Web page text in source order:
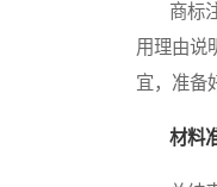
商标注
用理由说
宜，准备
材料